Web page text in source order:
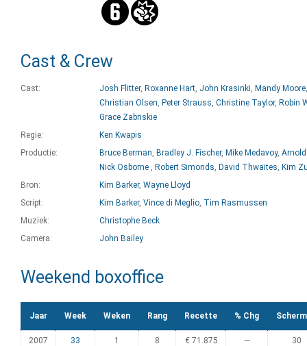
Cast & Crew
Cast: Josh Flitter, Roxanne Hart, John Krasinki, Mandy Moore
Christian Olsen, Peter Strauss, Christine Taylor, Robin
Grace Zabriskie
Regie:
Ken Kwapis
Productie:
Bruce Berman, Bradley J. Fischer, Mike Medavoy,
Nick Osborne , Robert Simonds, David Thwaites, Kim
Bron:
Kim Barker, Wayne Lloyd
Script:
Kim Barker, Vince di Meglio, Tim Rasmussen
Muziek:
Christophe Beck
Camera:
John Bailey
Weekend boxoffice
Jaar Week Weken Rang Recette % Chg
2007 33 1 8 € 71.875 — 30